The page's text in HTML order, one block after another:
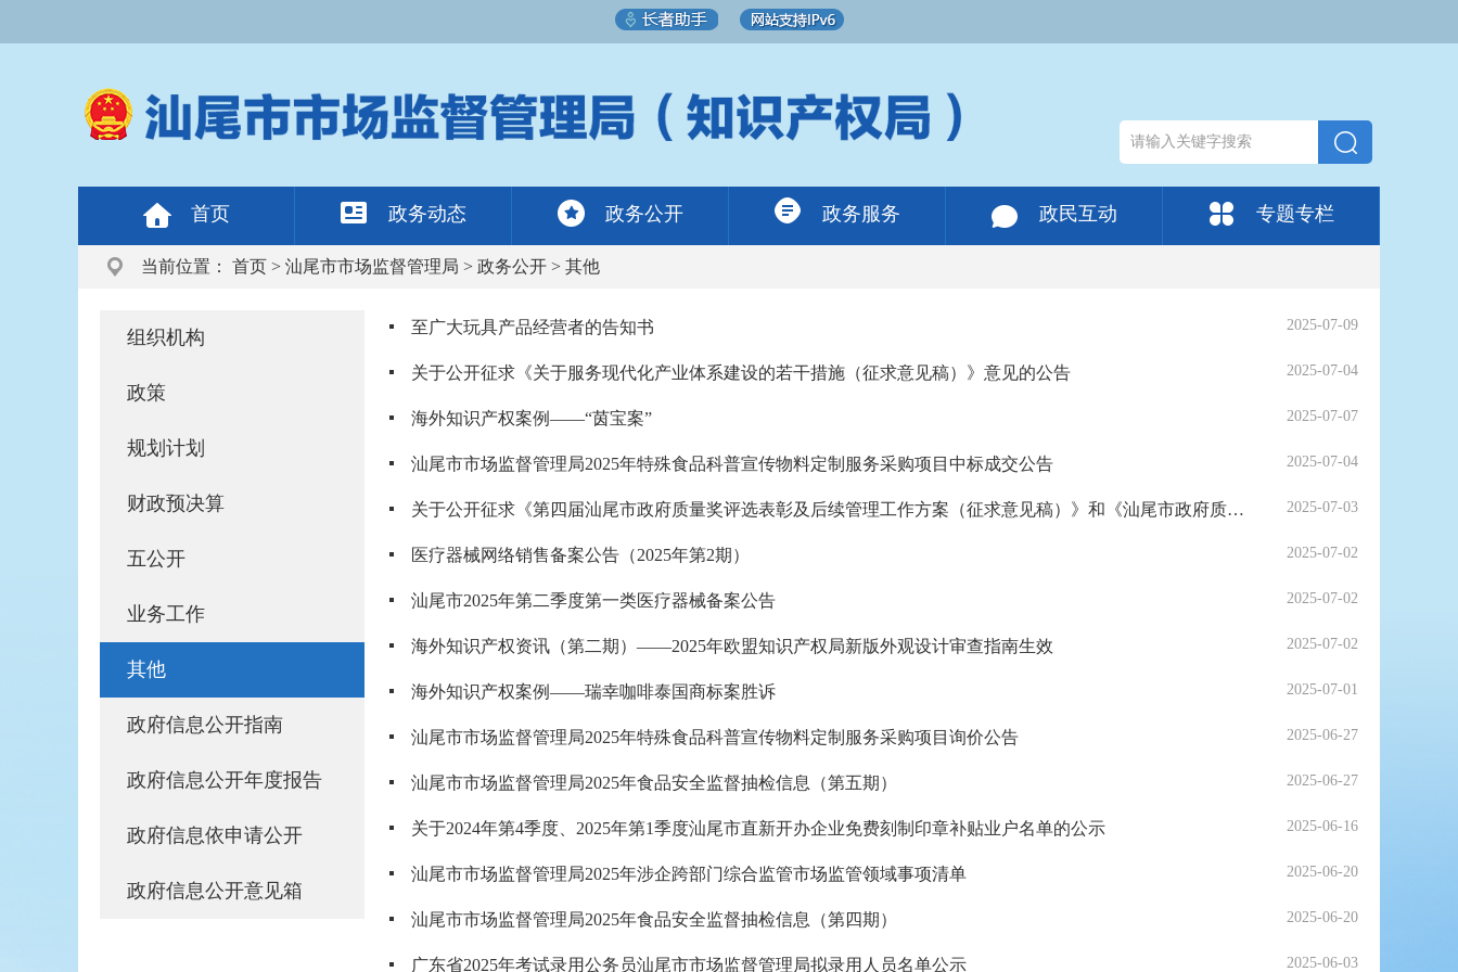
首页 政务动态 政务公开 政务服务 政民互动 专题专栏
当前位置： 首页 > 汕尾市市场监督管理局 > 政务公开 > 其他
组织机构
政策
规划计划
财政预决算
五公开
业务工作
其他
政府信息公开指南
政府信息公开年度报告
政府信息依申请公开
政府信息公开意见箱
至广大玩具产品经营者的告知书 2025-07-09
关于公开征求《关于服务现代化产业体系建设的若干措施（征求意见稿）》意见的公告 2025-07-04
海外知识产权案例——“茵宝案” 2025-07-07
汕尾市市场监督管理局2025年特殊食品科普宣传物料定制服务采购项目中标成交公告 2025-07-04
关于公开征求《第四届汕尾市政府质量奖评选表彰及后续管理工作方案（征求意见稿）》和《汕尾市政府质量奖评审细则（征求意见稿）》<br/>意见的公告 2025-07-03
医疗器械网络销售备案公告（2025年第2期） 2025-07-02
汕尾市2025年第二季度第一类医疗器械备案公告 2025-07-02
海外知识产权资讯（第二期）——2025年欧盟知识产权局新版外观设计审查指南生效 2025-07-02
海外知识产权案例——瑞幸咖啡泰国商标案胜诉 2025-07-01
汕尾市市场监督管理局2025年特殊食品科普宣传物料定制服务采购项目询价公告 2025-06-27
汕尾市市场监督管理局2025年食品安全监督抽检信息（第五期） 2025-06-27
关于2024年第4季度、2025年第1季度汕尾市直新开办企业免费刻制印章补贴业户名单的公示 2025-06-16
汕尾市市场监督管理局2025年涉企跨部门综合监管市场监管领域事项清单 2025-06-20
汕尾市市场监督管理局2025年食品安全监督抽检信息（第四期） 2025-06-20
广东省2025年考试录用公务员汕尾市市场监督管理局拟录用人员名单公示 2025-06-03